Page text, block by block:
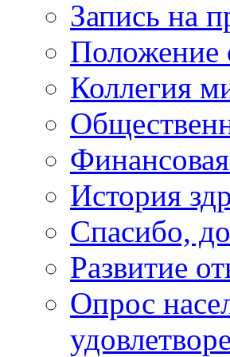
Запись на
Положение
Коллегия
История
Спасибо,
Развитие
Опрос